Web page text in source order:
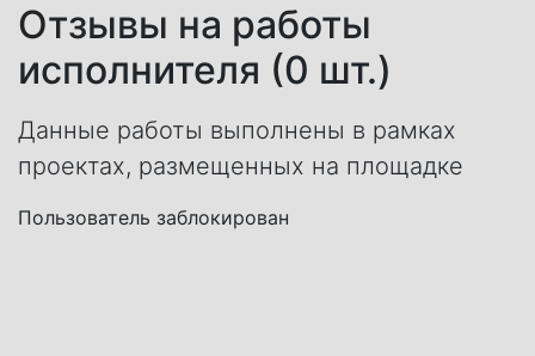
Отзывы на работы
исполнителя (0 шт.)
Данные работы выполнены в рамках
проектах, размещенных на площадке
Пользователь заблокирован